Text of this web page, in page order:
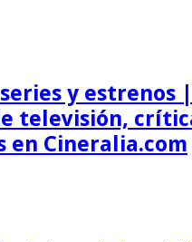
televisión,
en Cineralia.com